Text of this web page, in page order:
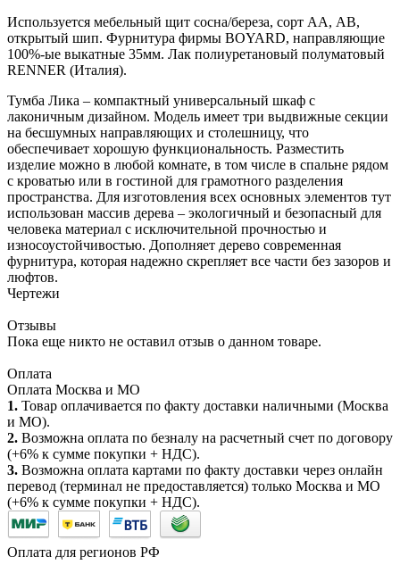
Используется мебельный щит сосна/береза, сорт АА, АВ,
открытый шип. Фурнитура фирмы BOYARD, направляющие
100%-ые выкатные 35мм. Лак полиуретановый полуматовый
RENNER (Италия).
Тумба Лика – компактный универсальный шкаф с
лаконичным дизайном. Модель имеет три выдвижные секции
на бесшумных направляющих и столешницу, что
обеспечивает хорошую функциональность. Разместить
изделие можно в любой комнате, в том числе в спальне рядом
с кроватью или в гостиной для грамотного разделения
пространства. Для изготовления всех основных элементов тут
использован массив дерева – экологичный и безопасный для
человека материал с исключительной прочностью и
износоустойчивостью. Дополняет дерево современная
фурнитура, которая надежно скрепляет все части без зазоров и
люфтов.
Чертежи
Отзывы
Пока еще никто не оставил отзыв о данном товаре.
Оплата
Оплата Москва и МО
1. Товар оплачивается по факту доставки наличными (Москва
и МО).
2. Возможна оплата по безналу на расчетный счет по договору
(+6% к сумме покупки + НДС).
3. Возможна оплата картами по факту доставки через онлайн
перевод (терминал не предоставляется) только Москва и МО
(+6% к сумме покупки + НДС).
Оплата для регионов РФ